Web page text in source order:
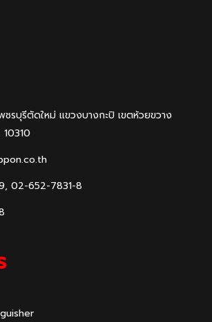
รบุรีตัดใหม่ แขวงบางกะปิ เขตห้วยขวาง
02-652-7831-8